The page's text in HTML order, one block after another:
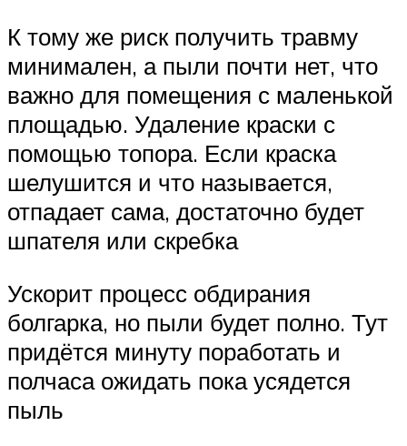
К тому же риск получить травму
минимален, а пыли почти нет, что
важно для помещения с маленькой
площадью. Удаление краски с
помощью топора. Если краска
шелушится и что называется,
отпадает сама, достаточно будет
шпателя или скребка
Ускорит процесс обдирания
болгарка, но пыли будет полно. Тут
придётся минуту поработать и
полчаса ожидать пока усядется
пыль